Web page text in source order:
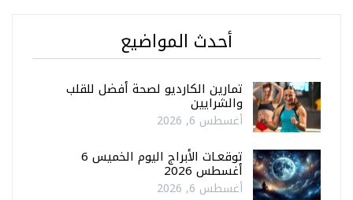
أحدث المواضيع
تمارين الكارديو لصحة أفضل للقلب
والشرايين
أغسطس 6, 2026
توقعـات الأبراج اليوم الخميس 6
أغسطس 2026
أغسطس 6, 2026